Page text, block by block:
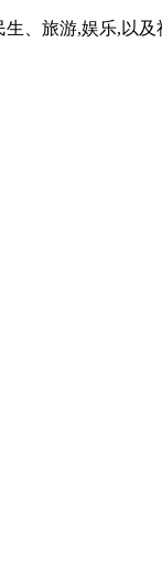
、旅游,娱乐,以及